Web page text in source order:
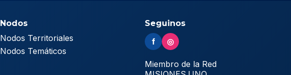
Nodos
Nodos Territoriales
Nodos Temáticos
Seguinos
f ◎
Miembro de la Red